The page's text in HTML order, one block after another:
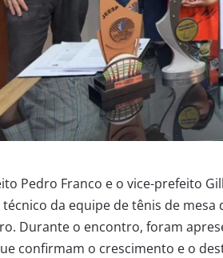
Pedro Franco e o vice-prefeito
da equipe de tênis de mesa
Durante o encontro, foram
confirmam o crescimento e o